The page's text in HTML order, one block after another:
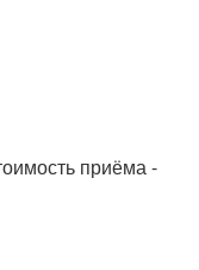
приёма -